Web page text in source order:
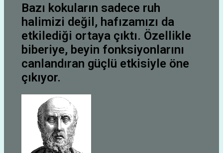
Bazı kokuların sadece ruh
halimizi değil, hafızamızı da
etkilediği ortaya çıktı. Özellikle
biberiye, beyin fonksiyonlarını
canlandıran güçlü etkisiyle öne
çıkıyor.